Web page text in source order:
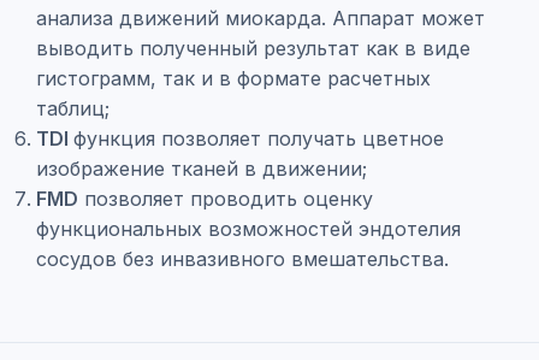
анализа движений миокарда. Аппарат может
выводить полученный результат как в виде
гистограмм, так и в формате расчетных
таблиц;
TDI функция позволяет получать цветное
изображение тканей в движении;
FMD позволяет проводить оценку
функциональных возможностей эндотелия
сосудов без инвазивного вмешательства.